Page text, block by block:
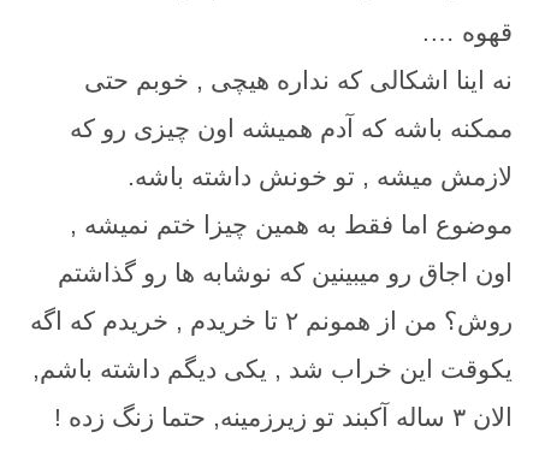
قهوه ….
نه اینا اشکالی که نداره هیچی , خوبم حتی
ممکنه باشه که آدم همیشه اون چیزی رو که
لازمش میشه , تو خونش داشته باشه.
موضوع اما فقط به همین چیزا ختم نمیشه ,
اون اجاق رو میبینین که نوشابه ها رو گذاشتم
روش؟ من از همونم ۲ تا خریدم , خریدم که اگه
یکوقت این خراب شد , یکی دیگم داشته باشم,
الان ۳ ساله آکبند تو زیرزمینه, حتما زنگ زده !